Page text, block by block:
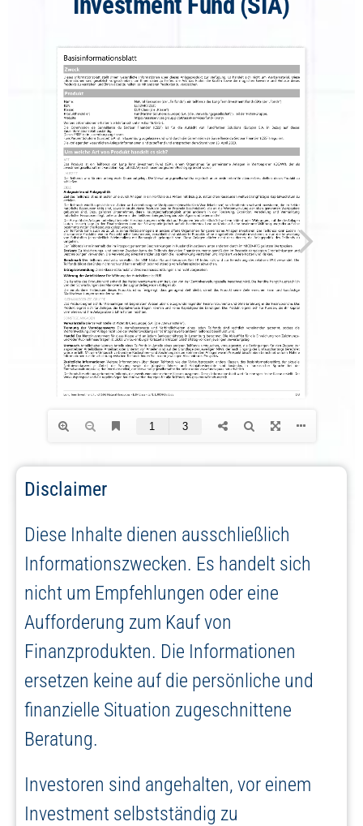
Disclaimer
Diese Inhalte dienen ausschließlich
Informationszwecken. Es handelt sich
nicht um Empfehlungen oder eine
Aufforderung zum Kauf von
Finanzprodukten. Die Informationen
ersetzen keine auf die persönliche und
finanzielle Situation zugeschnittene
Beratung.
Investoren sind angehalten, vor einem
Investment selbstständig zu